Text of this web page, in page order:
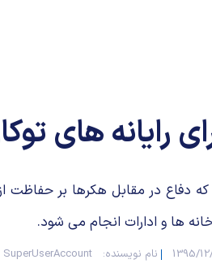
رایانه های
دفاع در مقابل هكرها بر حفاظت
ها و ادارات انجام می شود.
1395/ نام نویسنده: SuperUserAccount